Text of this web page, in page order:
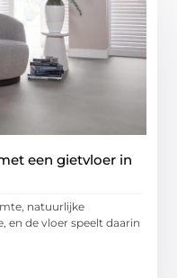
een gietvloer in
natuurlijke
en de vloer speelt daarin